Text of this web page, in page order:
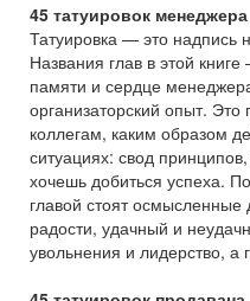
45 татуировок менеджера
Татуировка — это надпись
Названия глав в этой
памяти и сердце
организаторский опыт. Это
коллегам, каким образом
ситуациях: свод
хочешь добиться успеха.
главой стоят осмысленные
радости, удачный и
увольнения и лидерство, а